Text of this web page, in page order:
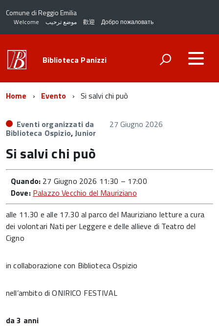
Comune di Reggio Emilia
Welcome موضع ترحيب 歡迎 Добро пожаловать
Biblioteca Panizzi
Home Evento Si salvi chi può
Eventi organizzati da
Biblioteca Ospizio,Junior
27 Giugno 2026
Si salvi chi può
Quando: 27 Giugno 2026 11:30 – 17:00
Dove: Palazzo Vecchio del Mauriziano
alle 11.30 e alle 17.30 al parco del Mauriziano letture a cura
dei volontari Nati per Leggere e delle allieve di Teatro del
Cigno
in collaborazione con Biblioteca Ospizio
nell’ambito di ONIRICO FESTIVAL
da 3 anni